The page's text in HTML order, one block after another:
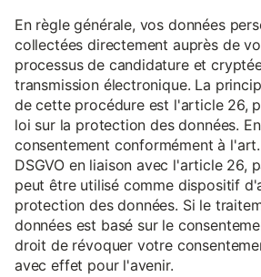
En règle générale, vos données
collectées directement auprès de
processus de candidature et
transmission électronique. La
de cette procédure est l'article 26,
loi sur la protection des données.
consentement conformément à
DSGVO en liaison avec l'article 26,
peut être utilisé comme dispositif
protection des données. Si le
données est basé sur le
droit de révoquer votre
avec effet pour l'avenir.